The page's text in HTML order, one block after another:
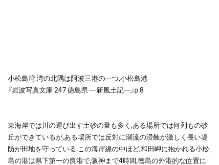
小松島湾.湾の北隅は阿波三港の一つ,小松島港
『岩波写真文庫 247 徳島県 ―新風土記―』p.8
東海岸では川の運び出す土砂の量も多く,ある場所では何列もの砂
丘ができているが,ある場所では反対に潮流の浸蝕が激しく長い堤
防が田地を守っている.この海岸線の中ほど,和田岬に抱かれる小松
島の港は県下第一の良港で,阪神まで4時間,徳島の外港的な位置に